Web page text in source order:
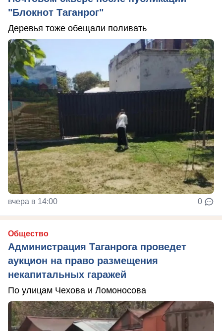
"Блокнот Таганрог"
Деревья тоже обещали поливать
вчера в 14:00 0
Общество
Администрация Таганрога проведет
аукцион на право размещения
некапитальных гаражей
По улицам Чехова и Ломоносова